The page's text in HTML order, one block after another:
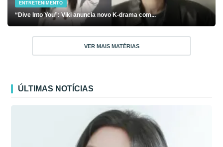
ENTRETENIMENTO
“Dive Into You”: Viki anuncia novo K-drama com...
VER MAIS MATÉRIAS
ÚLTIMAS NOTÍCIAS